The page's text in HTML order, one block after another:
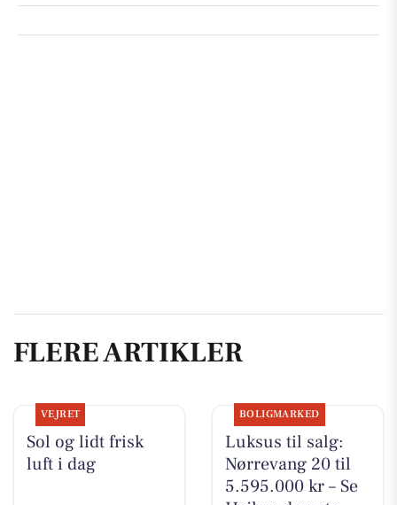
FLERE ARTIKLER
VEJRET
Sol og lidt frisk
luft i dag
BOLIGMARKED
Luksus til salg:
Nørrevang 20 til
5.595.000 kr – Se